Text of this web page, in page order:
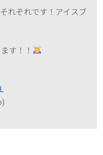
れぞれです！アイスブ
す！！